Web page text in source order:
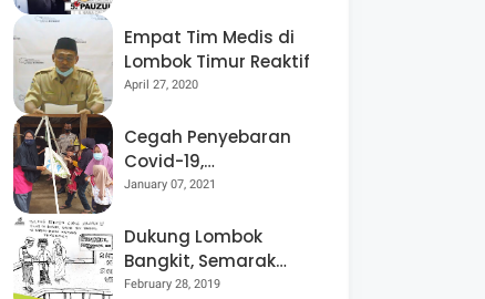
Berpeluang “Rebut”
Kursi Dapil 3
Empat Tim Medis di
Lombok Timur Reaktif
April 27, 2020
Cegah Penyebaran
Covid-19,
Bhabinkamtibmas
Kegiatan Posyandu
January 07, 2021
Dukung Lombok
Bangkit, Semarak
Pesta Rakyat
February 28, 2019